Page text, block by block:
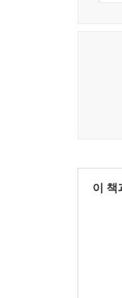
이 책